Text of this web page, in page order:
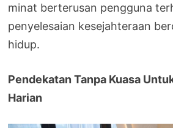
minat berterusan pengguna
penyelesaian kesejahteraan
hidup.
Pendekatan Tanpa Kuasa
Harian